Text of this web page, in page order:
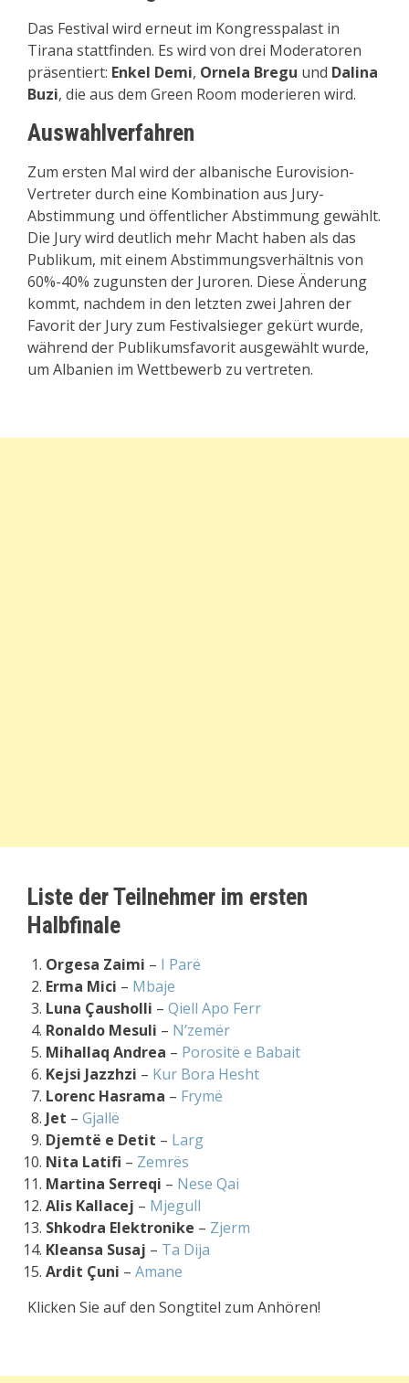
Das Festival wird erneut im Kongresspalast in
Tirana stattfinden. Es wird von drei Moderatoren
präsentiert: Enkel Demi, Ornela Bregu und Dalina
Buzi, die aus dem Green Room moderieren wird.
Auswahlverfahren
Zum ersten Mal wird der albanische Eurovision-
Vertreter durch eine Kombination aus Jury-
Abstimmung und öffentlicher Abstimmung gewählt.
Die Jury wird deutlich mehr Macht haben als das
Publikum, mit einem Abstimmungsverhältnis von
60%-40% zugunsten der Juroren. Diese Änderung
kommt, nachdem in den letzten zwei Jahren der
Favorit der Jury zum Festivalsieger gekürt wurde,
während der Publikumsfavorit ausgewählt wurde,
um Albanien im Wettbewerb zu vertreten.
Liste der Teilnehmer im ersten
Halbfinale
Orgesa Zaimi – I Parë
Erma Mici – Mbaje
Luna Çausholli – Qiell Apo Ferr
Ronaldo Mesuli – N’zemër
Mihallaq Andrea – Porositë e Babait
Kejsi Jazzhzi – Kur Bora Hesht
Lorenc Hasrama – Frymë
Jet – Gjallë
Djemtë e Detit – Larg
Nita Latifi – Zemrës
Martina Serreqi – Nese Qai
Alis Kallacej – Mjegull
Shkodra Elektronike – Zjerm
Kleansa Susaj – Ta Dija
Ardit Çuni – Amane
Klicken Sie auf den Songtitel zum Anhören!